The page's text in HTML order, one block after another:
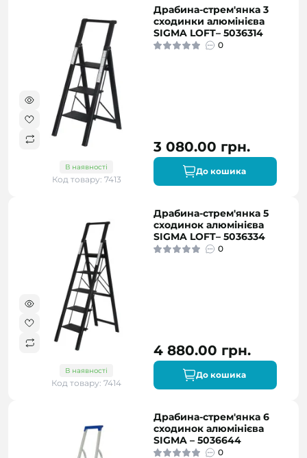
В наявності
Код товару: 7413
Драбина-стрем'янка 3
сходинки алюмінієва
SIGMA LOFT– 5036314
0
3 080.00 грн.
До кошика
В наявності
Код товару: 7414
Драбина-стрем'янка 5
сходинок алюмінієва
SIGMA LOFT– 5036334
0
4 880.00 грн.
До кошика
Драбина-стрем'янка 6
сходинок алюмінієва
SIGMA – 5036644
0